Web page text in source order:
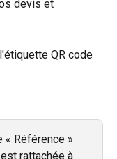
devis et
QR code
« Référence »
rattachée à